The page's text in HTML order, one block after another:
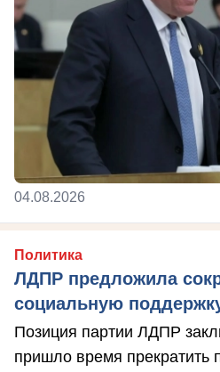
04.08.2026
Политика
ЛДПР предложила
социальную
Позиция партии ЛДПР
пришло время прекратить